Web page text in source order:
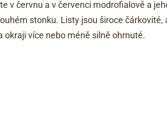
v červnu a v červenci modrofialově a
stonku. Listy jsou široce
okraji více nebo méně silně ohrnuté.